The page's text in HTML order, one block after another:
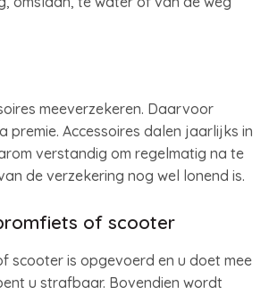
meeverzekeren. Daarvoor
premie. Accessoires dalen jaarlijks in
verstandig om regelmatig na te
de verzekering nog wel lonend is.
of scooter
scooter is opgevoerd en u doet mee
u strafbaar. Bovendien wordt